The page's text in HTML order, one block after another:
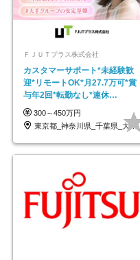
ＦＪＵＴプラス株式会社
カスタマーサポート*未経験歓
迎*リモートOK*月27.7万可*賞
与年2回*転勤なし*連休
OK/ZE010232
300～450万円
東京都_神奈川県_千葉県_大阪府_愛知県…